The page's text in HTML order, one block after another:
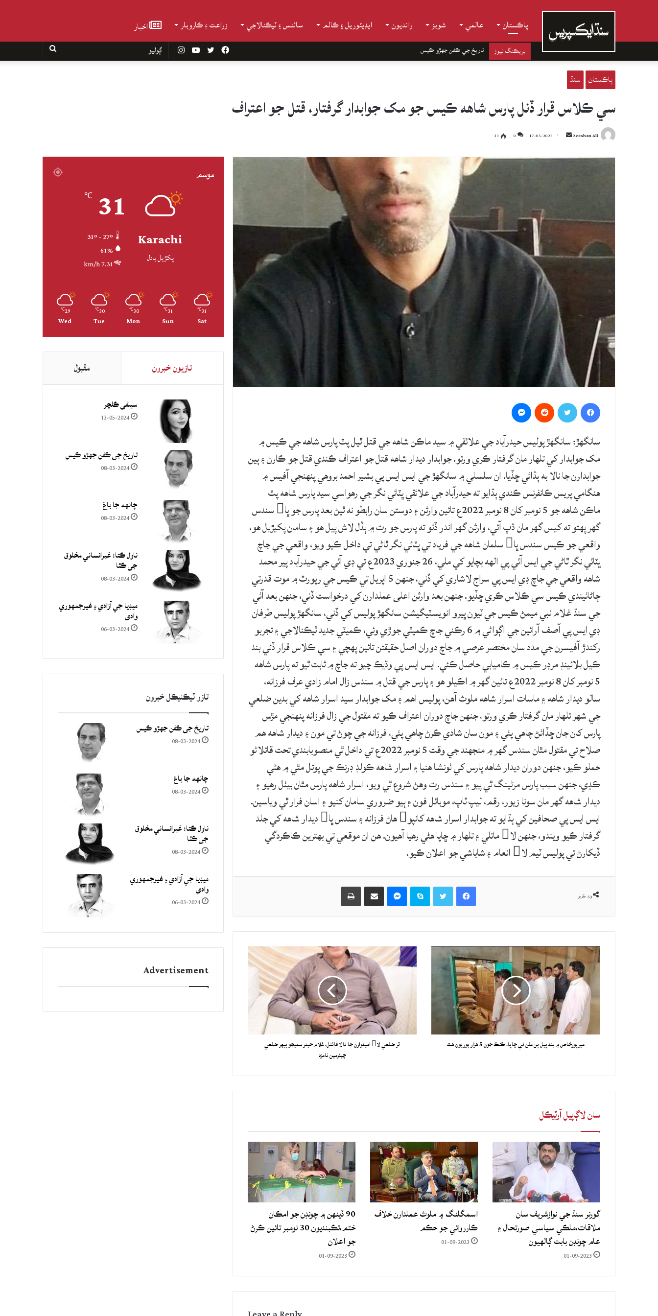
پاڪستان عالمي شوبز رانديون ايڊيٽوريل ۽ ڪالم سائنس ۽ ٽيڪنالاجي زراعت ۽ ڪاروبار اخبار
بريڪنگ نيوز تاريخ جي ڪفن جھڙو ڪيس InstagramYouTube Twitter
Facebook
پاڪستان سنڌ
سي ڪلاس قرار ڏنل پارس شاهه ڪيس جو مک جوابدار گرفتار، قتل جو اعتراف
Zeeshan Ali
Send
email
17-05-2023
0
33
سانگهڙ: سانگهڙ پوليس حيدرآباد جي علائقي ۾ سيد ماڪن شاهه جي قتل ٿيل پٽ پارس شاهه جي ڪيس ۾
مک جوابدار کي تلهار مان گرفتار ڪري ورتو. جوابدار ديدار شاهه قتل جو اعتراف ڪندي قتل جو ڪارڻ ۽ ٻين
جوابدارن جا نالا به ٻڌائي ڇڏيا. ان سلسلي ۾ سانگهڙ جي ايس ايس پي بشير احمد بروهي پنهنجي آفيس ۾
هنگامي پريس ڪانفرنس ڪندي ٻڌايو ته حيدرآباد جي علائقي ڀٽائي نگر جي رهواسي سيد پارس شاهه پٽ
ماڪن شاهه جو 5 نومبر کان 8 نومبر 2022ع تائين وارثن ۽ دوستن سان رابطو نه ٿيڻ بعد پارس جو ڀا سندس
گهر پهتو ته کيس گهر مان ڌپ آئي، وارثن گهر اندر ڏٺو ته پارس جو رت ۾ ٻڏل لاش پيل هو ۽ سامان پکيڙيل هو،
واقعي جو ڪيس سندس ڀا سلمان شاهه جي فرياد تي ڀٽائي نگر ٿاڻي تي داخل ڪيو ويو، واقعي جي جاچ
ڀٽائي نگر ٿاڻي جي ايس آئي پي الهه بچايو کي ملي، 26 جنوري 2023ع تي ڊي آئي جي حيدرآباد پير محمد
شاهه واقعي جي جاچ ڊي ايس پي سراج لاشاري کي ڏني، جنهن 5 اپريل تي ڪيس جي رپورٽ ۾ موت قدرتي
ڄاڻائيندي ڪيس سي ڪلاس ڪري ڇڏيو. جنهن بعد وارثن اعلى عملدارن کي درخواست ڏني، جنهن بعد آئي
جي سنڌ غلام نبي ميمڻ ڪيس جي ٽيون ڀيرو انويسٽيگيشن سانگهڙ پوليس کي ڏني، سانگهڙ پوليس طرفان
ڊي ايس پي آصف آرائين جي اڳواڻي ۾ 6 رڪني جاچ ڪميٽي جوڙي وئي، ڪميٽي جديد ٽيڪنالاجي ۽ تجربو
رکندڙ آفيسرن جي مدد سان مختصر عرصي ۾ جاچ دوران اصل حقيقتن تائين پهچي ۽ سي ڪلاس قرار ڏئي بند
ڪيل بلائينڊ مرڊر ڪيس ۾ ڪاميابي حاصل ڪئي. ايس ايس پي وڌيڪ چيو ته جاچ ۾ ثابت ٿيو ته پارس شاهه
5 نومبر کان 8 نومبر 2022ع تائين گهر ۾ اڪيلو هو ۽ پارس جي قتل ۾ سندس زال امام زادي عرف فرزانه،
سالو ديدار شاهه ۽ ماسات اسرار شاهه ملوث آهن، پوليس اهم ۽ مک جوابدار سيد اسرار شاهه کي بدين ضلعي
جي شهر تلهار مان گرفتار ڪري ورتو، جنهن جاچ دوران اعتراف ڪيو ته مقتول جي زال فرزانه پنهنجي مڙس
پارس کان جان ڇڏائڻ چاهي پئي ۽ مون سان شادي ڪرڻ چاهي پئي، فرزانه جي چوڻ تي مون ۽ ديدار شاهه هم
صلاح تي مقتول مٿان سندس گهر ۾ منجهند جي وقت 5 نومبر 2022ع تي داخل ٿي منصوبابندي تحت قاتلاڻو
حملو ڪيو، جنهن دوران ديدار شاهه پارس کي ٺونشا هنيا ۽ اسرار شاهه ڪولڊ ڊرنڪ جي پوتل مٿي ۾ هڻي
ڪڍي، جنهن سبب پارس مرڻينگ ٿي پيو ۽ سندس رت وهڻ شروع ٿي ويو، اسرار شاهه پارس مٿان بيٺل رهيو ۽
ديدار شاهه گهر مان سونا زيور، رقم، ليپ ٽاپ، موبائل فون ۽ ٻيو ضروري سامان کنيو ۽ اسان فرار ٿي وياسين.
ايس ايس پي صحافين کي ٻڌايو ته جوابدار اسرار شاهه کانپو هاڻ فرزانه ۽ سندس ڀا ديدار شاهه کي جلد
گرفتار ڪيو ويندو، جنهن لا ماتلي ۽ تلهار ۾ ڇاپا هڻي رهيا آهيون. هن ان موقعي تي بهترين ڪاڪردگي
ڏيکارڻ تي پوليس ٽيم لا انعام ۽ شاباشي جو اعلان ڪيو.
ونڊ ڪريو
Facebook
Skype حصيداري ڪريو اي ميل ذريعي
ميرپورخاص ۾ بند پيل ٻن ملن تي ڇاپا، ڪڻڪ جون 5 هزار ٻوريون هٿ
ٿر ضلعي لا اميدوارن جا نالا فائنل، غلام حيدر سميجو ٻيهر ضلعي
چيئرمين نامزد
سان لاڳاپيل آرٽيڪل
گورنر سنڌ جي نوازشريف سان
ملاقات،ملڪي سياسي صورتحال ۽
عام چونڊن بابت ڳالهيون
01-09-2023
اسمگلنگ ۾ ملوث عملدارن خلاف
ڪارروائي جو حڪم
01-09-2023
90 ڏينهن ۾ چونڊن جو امڪان
ختم،تڪبنديون 30 نومبر تائين ڪرڻ
جو اعلان
01-09-2023
موسم
Karachi
پکڙيل بادل
31
℃
61%
7.31 km/h
31
℃
Sat
31
℃
Sun
30
℃
Mon
30
℃
Tue
29
℃
Wed
تازيون خبرون مقبول
سيلفي ڪلچر
13-05-2024
تاريخ جي ڪفن جھڙو ڪيس
08-03-2024
چانهه جا باغ
08-03-2024
ناول ڪتا: غيرانساني مخلوق
جي ڪٿا
08-03-2024
ميڊيا جي آزادي ۽ غيرجمھوري
وادي
06-03-2024
تازو ٽيڪنيڪل خبرون
تاريخ جي ڪفن جھڙو ڪيس
08-03-2024
چانهه جا باغ
08-03-2024
ناول ڪتا: غيرانساني مخلوق
جي ڪٿا
08-03-2024
ميڊيا جي آزادي ۽ غيرجمھوري
وادي
06-03-2024
Advertisement